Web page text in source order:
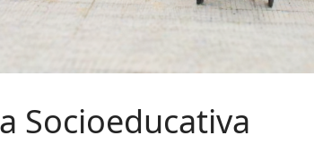
Socioeducativa